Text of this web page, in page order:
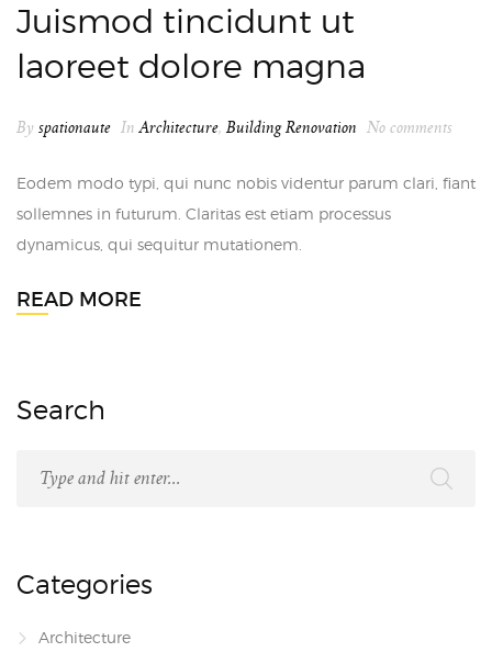
Juismod tincidunt ut
laoreet dolore magna
By spationaute InArchitecture, Building Renovation No comments
Eodem modo typi, qui nunc nobis videntur parum clari, fiant
sollemnes in futurum. Claritas est etiam processus
dynamicus, qui sequitur mutationem.
READ MORE
Search
Categories
Architecture